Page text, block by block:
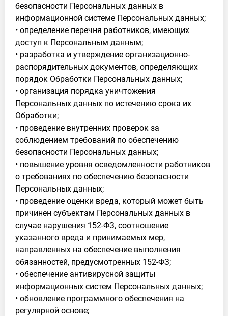
безопасности Персональных данных в
информационной системе Персональных данных;
• определение перечня работников, имеющих
доступ к Персональным данным;
• разработка и утверждение организационно-
распорядительных документов, определяющих
порядок Обработки Персональных данных;
• организация порядка уничтожения
Персональных данных по истечению срока их
Обработки;
• проведение внутренних проверок за
соблюдением требований по обеспечению
безопасности Персональных данных;
• повышение уровня осведомленности работников
о требованиях по обеспечению безопасности
Персональных данных;
• проведение оценки вреда, который может быть
причинен субъектам Персональных данных в
случае нарушения 152-ФЗ, соотношение
указанного вреда и принимаемых мер,
направленных на обеспечение выполнения
обязанностей, предусмотренных 152-ФЗ;
• обеспечение антивирусной защиты
информационных систем Персональных данных;
• обновление программного обеспечения на
регулярной основе;